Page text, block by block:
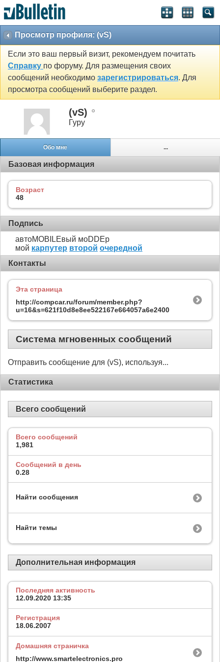
Просмотр профиля: (vS)
Если это ваш первый визит, рекомендуем почитать
Справку по форуму. Для размещения своих
сообщений необходимо зарегистрироваться. Для
просмотра сообщений выберите раздел.
(vS)
Гуру
Обо мне ...
Базовая информация
Возраст
48
Подпись
автоMOBILEвый моDDEр
мой карпутер второй очередной
Контакты
Эта страница
http://compcar.ru/forum/member.php?
u=16&s=621f10d8e8ee522167e664057a6e2400
Система мгновенных сообщений
Отправить сообщение для (vS), используя...
Статистика
Всего сообщений
Всего сообщений
1,981
Сообщений в день
0.28
Найти сообщения
Найти темы
Дополнительная информация
Последняя активность
12.09.2020 13:35
Регистрация
18.06.2007
Домашняя страничка
http://www.smartelectronics.pro